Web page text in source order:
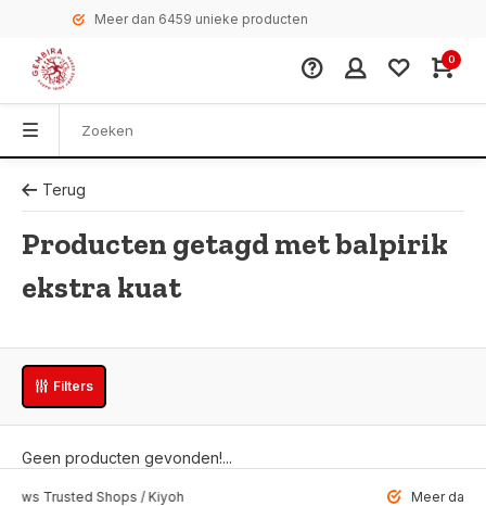
Meer dan 6459 unieke producten
0
Terug
Producten getagd met balpirik
ekstra kuat
Filters
Geen producten gevonden!...
Shops / Kiyoh Meer dan 6459